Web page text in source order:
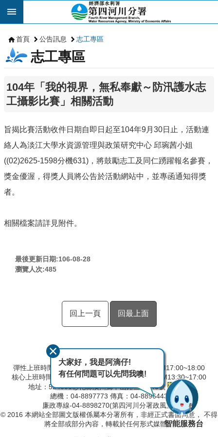
跳到主要內容區塊
首頁 公告訊息 志工專區
志工專區
104年「我的視界，無私奉獻～防汛護水志
工攝影比賽」相關活動
旨揭比賽活動收件日期自即日起至104年9月30日止，活動連
絡人為淡江大學水資源管理與政策研究中心 邱琬茜小姐
((02)2625-1598分機631)，將鼓勵志工及同仁踴躍報名參賽，
獎金優渥，得獎人員將公告於活動網站中，並專函通知得獎
者。
相關檔案請詳見附件。
最後更新日期:106-08-28
瀏覽人次:485
回上一頁 回最上面
彈性上班時間：AM8:00~09:00 彈性下班時間：PM17:00~18:00
核心上班時間：星期一 ~ 星期五 AM8:30~12:30 PM13:30~17:00
地址：524001彰化縣溪州鄉中山路三段640號
總機：04-8897773 傳真：04-8896443
廉政專線-04-8898270(第四河川分署政風室)
© 2016 本網站全部圖文版權係屬本分署所有，非經正式書面同意， 不得
將全部或部分內容，轉載於任何形式媒體。
大家好，我是阿滴仔!
有任何問題可以先問我噢!
智能服務台